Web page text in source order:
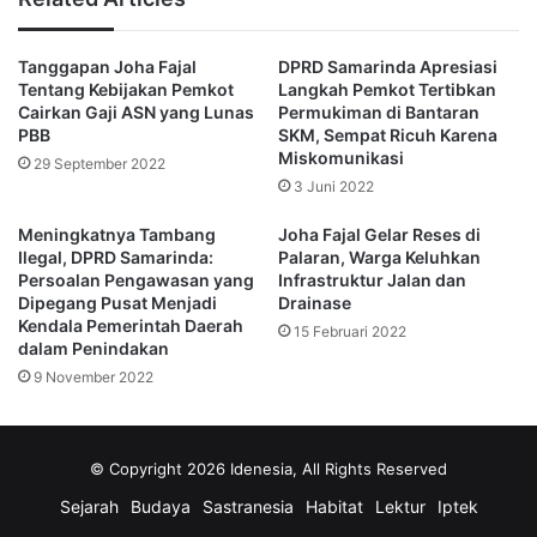
Joha.
(Advertorial)
Joha Fajal normalisasi
Tanggapan Joha Fajal
Tentang Kebijakan Pemkot
Cairkan Gaji ASN yang Lunas
PBB
29 September 2022
DPRD Samarinda Apresiasi
Langkah Pemkot Tertibkan
Permukiman di Bantaran
SKM, Sempat Ricuh Karena
Miskomunikasi
3 Juni 2022
Meningkatnya Tambang
Ilegal, DPRD Samarinda:
Persoalan Pengawasan yang
Dipegang Pusat Menjadi
Kendala Pemerintah Daerah
dalam Penindakan
9 November 2022
Joha Fajal Gelar Reses di
Palaran, Warga Keluhkan
Infrastruktur Jalan dan
Drainase
15 Februari 2022
© Copyright 2026 Idenesia, All Rights Reserved
Sejarah Budaya Sastranesia Habitat Lektur
Iptek